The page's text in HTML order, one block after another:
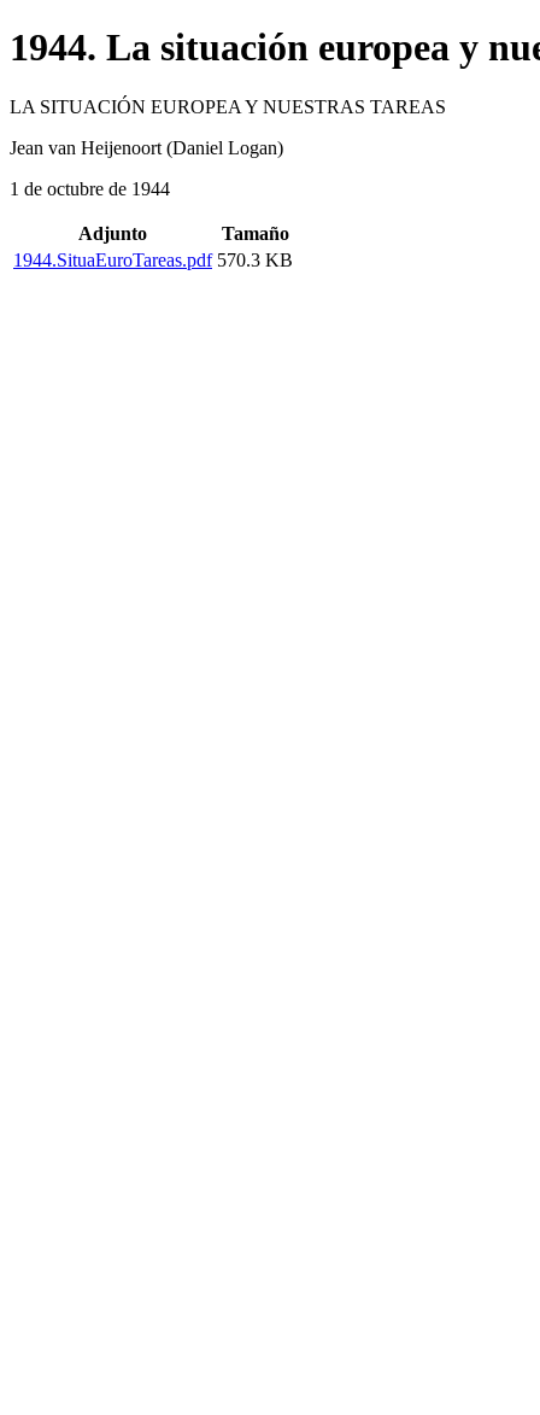
1944. La situación europea y
LA SITUACIÓN EUROPEA Y NUESTRAS TAREAS
Jean van Heijenoort (Daniel Logan)
1 de octubre de 1944
Adjunto
Tamaño
1944.SituaEuroTareas.pdf 570.3 KB